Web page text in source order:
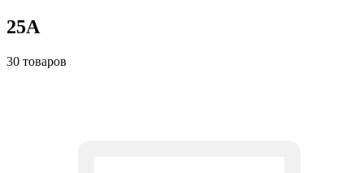
25А
30 товаров